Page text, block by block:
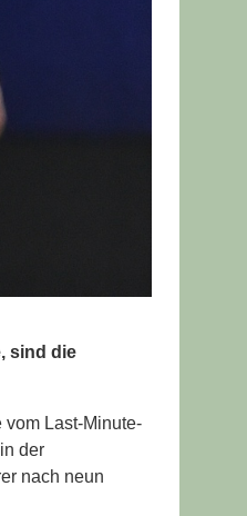
sind die
Last-Minute-
der
nach neun